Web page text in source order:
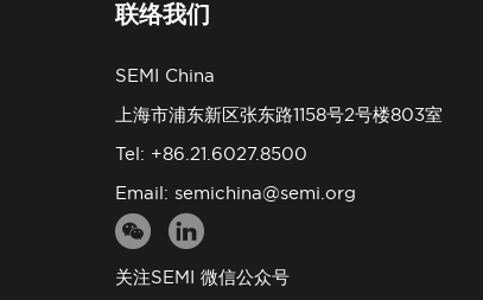
联络我们
SEMI China
上海市浦东新区张东路1158号2号楼803室
Tel: +86.21.6027.8500
Email: semichina@semi.org
关注SEMI 微信公众号